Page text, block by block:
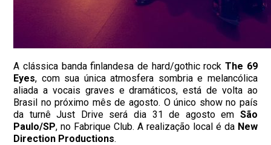
A clássica banda finlandesa de hard/gothic rock The 69
Eyes, com sua única atmosfera sombria e melancólica
aliada a vocais graves e dramáticos, está de volta ao
Brasil no próximo mês de agosto. O único show no país
da turnê Just Drive será dia 31 de agosto em São
Paulo/SP, no Fabrique Club. A realização local é da New
Direction Productions.